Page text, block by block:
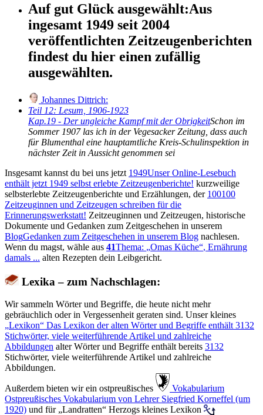
Auf gut Glück ausgewählt:Aus
ingesamt 1949 seit 2004
veröffentlichten Zeitzeugenberichten
findest du hier einen zufällig
ausgewählten.
Johannes Dittrich:
Teil 12: Lesum, 1906-1923
Kap.19 - Der ungleiche Kampf mit der ObrigkeitSchon im
Sommer 1907 las ich in der Vegesacker Zeitung, dass auch
für Blumenthal eine hauptamtliche Kreis-Schulinspektion in
nächster Zeit in Aussicht genommen sei
Insgesamt kannst du bei uns jetzt 1949Unser Online-Lesebuch
enthält jetzt 1949 selbst erlebte Zeitzeugenberichte! kurzweilige
selbsterlebte Zeitzeugenberichte und Erzählungen, der 100100
Zeitzeuginnen und Zeitzeugen schreiben für die
Erinnerungswerkstatt! Zeitzeuginnen und Zeitzeugen, historische
Dokumente und Gedanken zum Zeitgeschehen in unserem
BlogGedanken zum Zeitgeschehen in unserem Blog nachlesen.
Wenn du magst, wähle aus 41Thema: Omas Küche , Ernährung
damals ... alten Rezepten dein Leibgericht.
Lexika – zum Nachschlagen:
Wir sammeln Wörter und Begriffe, die heute nicht mehr
gebräuchlich oder in Vergessenheit geraten sind. Unser kleines
Lexikon
Das Lexikon der alten Wörter und Begriffe enthält 3132
Stichwörter, viele weiterführende Artikel und zahlreiche
Abbildungen alter Wörter und Begriffe enthält bereits 3132
Stichwörter, viele weiterführende Artikel und zahlreiche
Abbildungen.
Außerdem bieten wir ein ostpreußisches
️ Vokabularium
Ostpreußisches Vokabularium von Lehrer Siegfried Korneffel (um
1920) und für Landratten Herzogs kleines Lexikon